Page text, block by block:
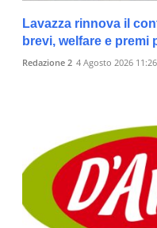
Lavazza rinnova il
brevi, welfare e premi
Redazione 2 4 Agosto 2026 11:26